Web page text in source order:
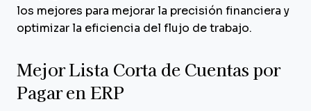
los mejores para mejorar la precisión financiera y
optimizar la eficiencia del flujo de trabajo.
Mejor Lista Corta de Cuentas por
Pagar en ERP